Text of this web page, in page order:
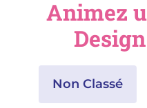
Animez
Non Classé